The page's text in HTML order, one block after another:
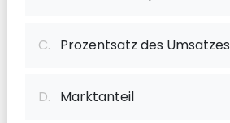
C. Prozentsatz des Umsatzes
D. Marktanteil